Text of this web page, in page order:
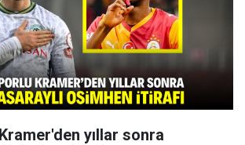
yıllar sonra